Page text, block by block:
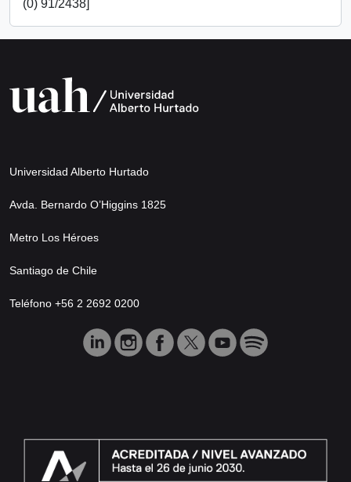
(0) 91/2438]
Universidad Alberto Hurtado
Avda. Bernardo O’Higgins 1825
Metro Los Héroes
Santiago de Chile
Teléfono +56 2 2692 0200